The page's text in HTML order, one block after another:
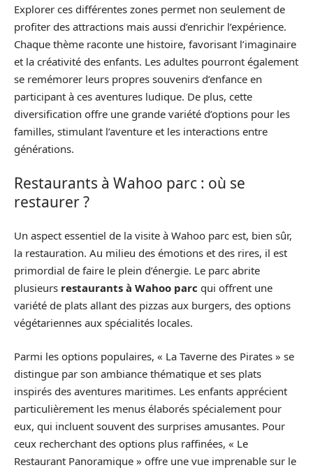
Explorer ces différentes zones permet non seulement de
profiter des attractions mais aussi d’enrichir l’expérience.
Chaque thème raconte une histoire, favorisant l’imaginaire
et la créativité des enfants. Les adultes pourront également
se remémorer leurs propres souvenirs d’enfance en
participant à ces aventures ludique. De plus, cette
diversification offre une grande variété d’options pour les
familles, stimulant l’aventure et les interactions entre
générations.
Restaurants à Wahoo parc : où se
restaurer ?
Un aspect essentiel de la visite à Wahoo parc est, bien sûr,
la restauration. Au milieu des émotions et des rires, il est
primordial de faire le plein d’énergie. Le parc abrite
plusieurs restaurants à Wahoo parc qui offrent une
variété de plats allant des pizzas aux burgers, des options
végétariennes aux spécialités locales.
Parmi les options populaires, « La Taverne des Pirates » se
distingue par son ambiance thématique et ses plats
inspirés des aventures maritimes. Les enfants apprécient
particulièrement les menus élaborés spécialement pour
eux, qui incluent souvent des surprises amusantes. Pour
ceux recherchant des options plus raffinées, « Le
Restaurant Panoramique » offre une vue imprenable sur le